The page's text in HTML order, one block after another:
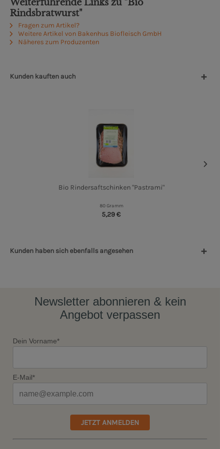
Weiterführende Links zu "Bio
Rindsbratwurst"
Fragen zum Artikel?
Weitere Artikel von Bakenhus Biofleisch GmbH
Näheres zum Produzenten
Kunden kauften auch
Bio Rindersaftschinken "Pastrami"
80 Gramm
5,29 €
Kunden haben sich ebenfalls angesehen
Newsletter abonnieren & kein
Angebot verpassen
Dein Vorname*
E-Mail*
JETZT ANMELDEN